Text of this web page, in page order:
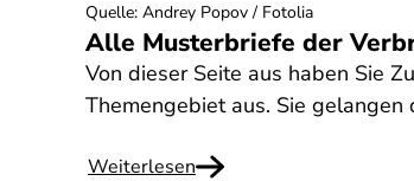
Alle Musterbriefe der
Von dieser Seite aus haben Sie
Themengebiet aus. Sie
Weiterlesen
Quelle: Andrey Popov / Fotolia